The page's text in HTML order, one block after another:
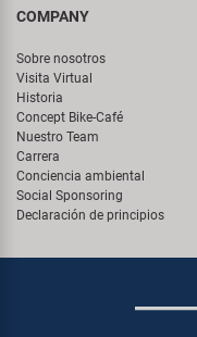
COMPANY
Sobre nosotros
Visita Virtual
Historia
Concept Bike-Café
Nuestro Team
Carrera
Conciencia ambiental
Social Sponsoring
Declaración de principios